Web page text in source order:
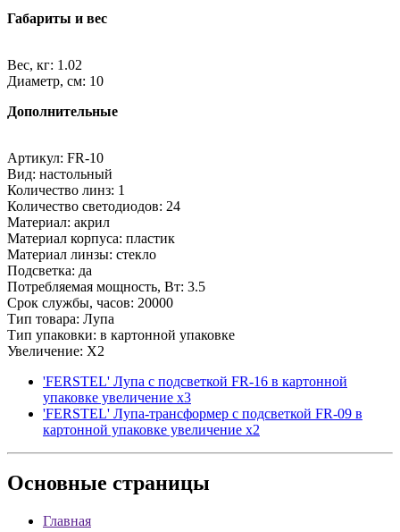
Габариты и вес
Вес, кг: 1.02
Диаметр, см: 10
Дополнительные
Артикул: FR-10
Вид: настольный
Количество линз: 1
Количество светодиодов: 24
Материал: акрил
Материал корпуса: пластик
Материал линзы: стекло
Подсветка: да
Потребляемая мощность, Вт: 3.5
Срок службы, часов: 20000
Тип товара: Лупа
Тип упаковки: в картонной упаковке
Увеличение: X2
'FERSTEL' Лупа с подсветкой FR-16 в картонной
упаковке увеличение х3
'FERSTEL' Лупа-трансформер с подсветкой FR-09 в
картонной упаковке увеличение х2
Основные страницы
Главная